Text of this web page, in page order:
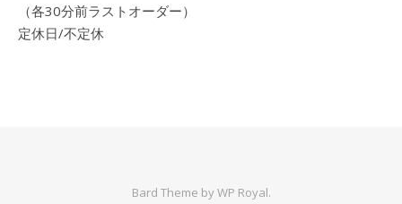
（各30分前ラストオーダー）
定休日/不定休
Bard Theme byWP Royal.